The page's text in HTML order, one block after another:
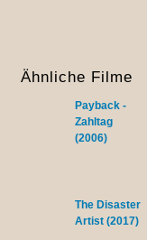
Ähnliche Filme
Payback -
Zahltag
(2006)
The Disaster
Artist (2017)